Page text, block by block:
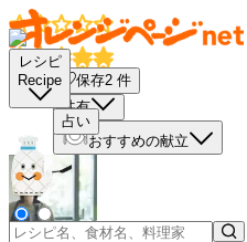
レシピ
Recipe
占い
保存2 件
共有
おすすめの献立